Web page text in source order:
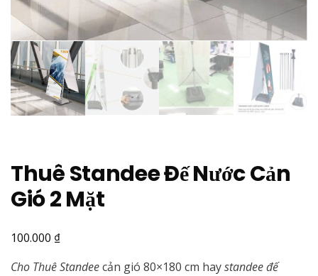
Thuê Standee Đế Nước Cản
Gió 2 Mặt
100.000 ₫
Cho ThuêStandeecản gió 80×180 cm haystandee đế